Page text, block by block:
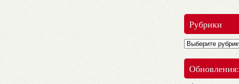
Рубрики
Обновления: